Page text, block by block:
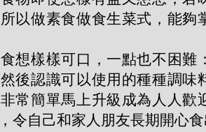
以做素食做食生菜式，能夠
想樣樣可口，一點也不困難
後認識可以使用的種種調味
常簡單馬上升級成為人人歡
令自己和家人朋友長期開心